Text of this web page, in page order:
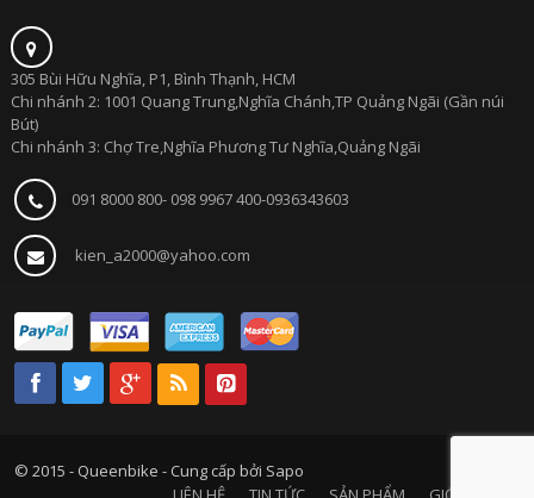
305 Bùi Hữu Nghĩa, P1, Bình Thạnh, HCM
Chi nhánh 2: 1001 Quang Trung,Nghĩa Chánh,TP Quảng Ngãi (Gần núi
Bút)
Chi nhánh 3: Chợ Tre,Nghĩa Phương Tư Nghĩa,Quảng Ngãi
091 8000 800- 098 9967 400-0936343603
kien_a2000@yahoo.com
© 2015 - Queenbike - Cung cấp bởi Sapo